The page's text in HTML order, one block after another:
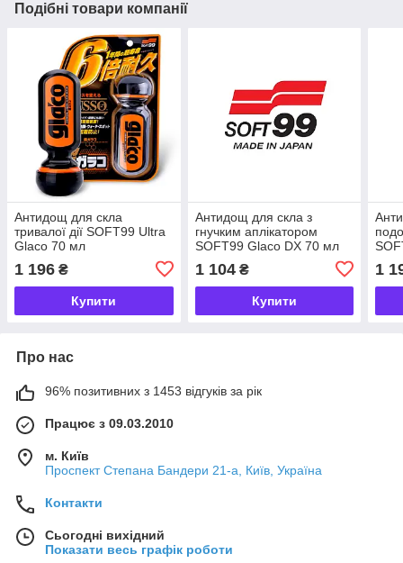
Подібні товари компанії
Антидощ для скла
тривалої дії SOFT99 Ultra
Glaco 70 мл
1 196 ₴
Купити
Антидощ для скла з
гнучким аплікатором
SOFT99 Glaco DX 70 мл
1 104₴
Купити
1
Про нас
96% позитивних з 1453 відгуків за рік
Працює з 09.03.2010
м. Київ
Проспект Степана Бандери 21-а, Київ, Україна
Контакти
Сьогодні вихідний
Показати весь графік роботи